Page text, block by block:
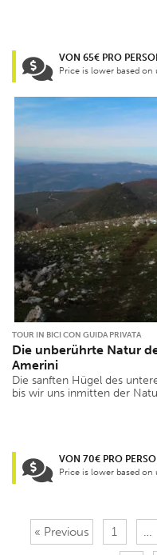
VON 65€ PRO
Price is lower based on
TOUR IN BICI CON GUIDA PRIVATA
Die unberührte Natur
Amerini
Die sanften Hügel des
bis wir uns inmitten der
VON 70€ PRO
Price is lower based on
« Previous 1 …